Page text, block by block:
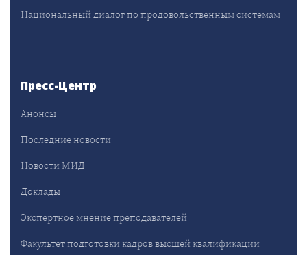
Национальный диалог по продовольственным системам
Пресс-Центр
Анонсы
Последние новости
Новости МИД
Доклады
Экспертное мнение преподавателей
Факультет подготовки кадров высшей квалификации